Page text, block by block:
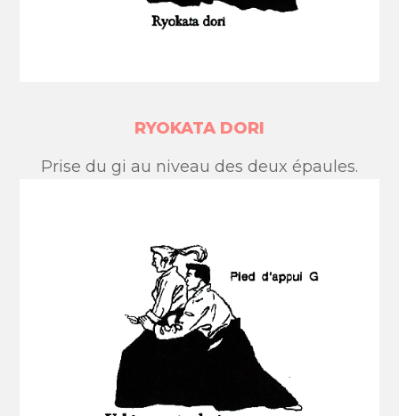
RYOKATA DORI
Prise du gi au niveau des deux épaules.